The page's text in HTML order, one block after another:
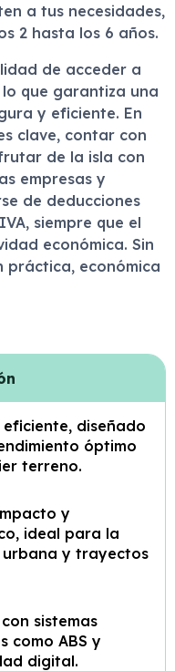
a tus necesidades,
2 hasta los 6 años.
de acceder a
que garantiza una
y eficiente. En
clave, contar con
de la isla con
empresas y
de deducciones
siempre que el
económica. Sin
práctica, económica
diseñado
óptimo
terreno.
y
ideal para la
urbana y trayectos
sistemas
como ABS y
digital.